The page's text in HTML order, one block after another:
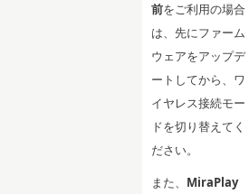
前をご利用の場合
は、先にファーム
ウェアをアップデ
ートしてから、ワ
イヤレス接続モー
ドを切り替えてく
ださい。
また、 MiraPlay